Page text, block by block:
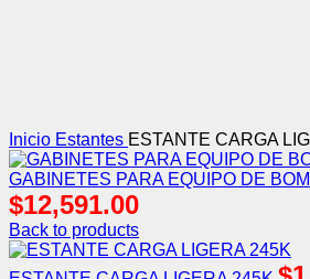
Inicio Estantes ESTANTE CARGA
GABINETES PARA EQUIPO DE
$12,591.00
Back to products